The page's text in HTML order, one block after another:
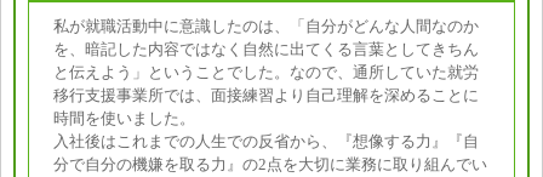
私が就職活動中に意識したのは、「自分がどんな人間なのか
を、暗記した内容ではなく自然に出てくる言葉としてきちん
と伝えよう」ということでした。なので、通所していた就労
移行支援事業所では、面接練習より自己理解を深めることに
時間を使いました。
入社後はこれまでの人生での反省から、『想像する力』『自
分で自分の機嫌を取る力』の2点を大切に業務に取り組んでい